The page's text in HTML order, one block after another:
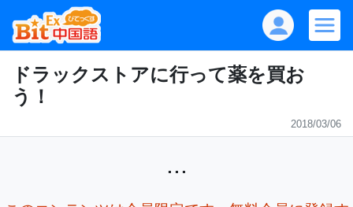
ドラックストアに行って薬を買お
う！
2018/03/06
...